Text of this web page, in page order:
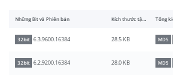
Những Bit và Phiên bản Kích thước tập tin Tổng
32bit 6.3.9600.16384 28.5 KB MD5
32bit 6.2.9200.16384 28.0 KB MD5